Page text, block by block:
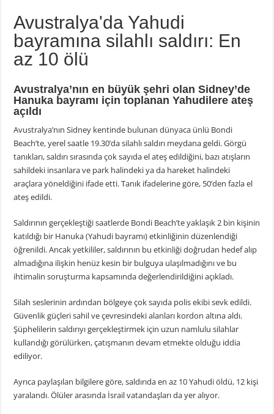
Avustralya'da Yahudi
bayramına silahlı saldırı: En
az 10 ölü
Avustralya’nın en büyük şehri olan Sidney’de
Hanuka bayramı için toplanan Yahudilere ateş
açıldı
Avustralya’nın Sidney kentinde bulunan dünyaca ünlü Bondi
Beach’te, yerel saatle 19.30’da silahlı saldırı meydana geldi. Görgü
tanıkları, saldırı sırasında çok sayıda el ateş edildiğini, bazı atışların
sahildeki insanlara ve park halindeki ya da hareket halindeki
araçlara yöneldiğini ifade etti. Tanık ifadelerine göre, 50’den fazla el
ateş edildi.
Saldırının gerçekleştiği saatlerde Bondi Beach’te yaklaşık 2 bin kişinin
katıldığı bir Hanuka (Yahudi bayramı) etkinliğinin düzenlendiği
öğrenildi. Ancak yetkililer, saldırının bu etkinliği doğrudan hedef alıp
almadığına ilişkin henüz kesin bir bulguya ulaşılmadığını ve bu
ihtimalin soruşturma kapsamında değerlendirildiğini açıkladı.
Silah seslerinin ardından bölgeye çok sayıda polis ekibi sevk edildi.
Güvenlik güçleri sahil ve çevresindeki alanları kordon altına aldı.
Şüphelilerin saldırıyı gerçekleştirmek için uzun namlulu silahlar
kullandığı görülürken, çatışmanın devam etmekte olduğu iddia
ediliyor.
Ayrıca paylaşılan bilgilere göre, saldırıda en az 10 Yahudi öldü, 12 kişi
yaralandı. Ölüler arasında İsrail vatandaşları da yer alıyor.